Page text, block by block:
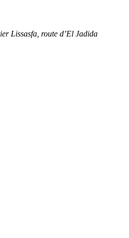
Lissasfa, route d’El Jadida